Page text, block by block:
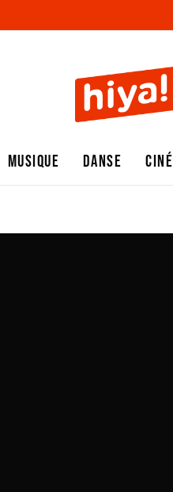
MUSIQUE DANSE CINÉ